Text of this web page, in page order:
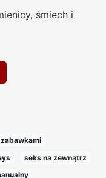
śmiech i
seks na zewnątrz